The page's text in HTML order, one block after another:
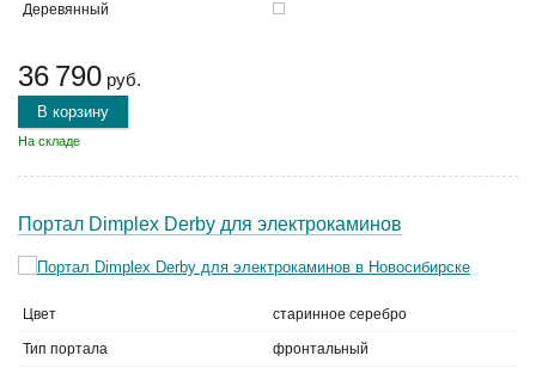
Деревянный
36 790 руб.
В корзину
На складе
Портал Dimplex Derby для электрокаминов
Цвет старинное серебро
Тип портала фронтальный